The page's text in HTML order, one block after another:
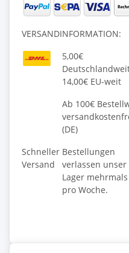
VERSANDINFORMATION:
5,00€
14,00€ EU-weit
Ab 100€
(DE)
Schneller
Versand
Bestellungen
verlassen unser
Lager mehrmals
pro Woche.